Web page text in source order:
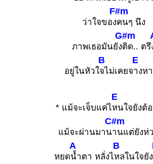
ว่าใจของ
F#m
คนๆ นึง
ภาพเธอมันยัง
G#m
ติด.. ตรึ
อยู่ในหัวใ
B
จไม่เคยจ
E
างห
* แม้จะเจ็บแค่ไ
E
หนใจยังต้
แม้จะผ่านมาน
C#m
านแต่ยังห่
หยด
A
น้ำตา หลั่งไ
B
หลในใจยัง